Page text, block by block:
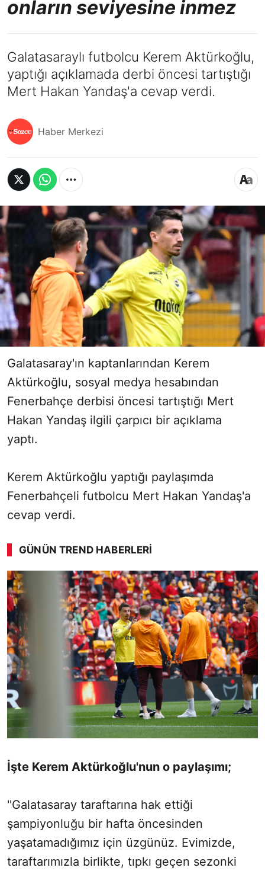
onların seviyesine inmez
Galatasaraylı futbolcu Kerem Aktürkoğlu,
yaptığı açıklamada derbi öncesi tartıştığı
Mert Hakan Yandaş'a cevap verdi.
Haber Merkezi
Galatasaray'ın kaptanlarından Kerem
Aktürkoğlu, sosyal medya hesabından
Fenerbahçe derbisi öncesi tartıştığı Mert
Hakan Yandaş ilgili çarpıcı bir açıklama
yaptı.
Kerem Aktürkoğlu yaptığı paylaşımda
Fenerbahçeli futbolcu Mert Hakan Yandaş'a
cevap verdi.
GÜNÜN TREND HABERLERI
00:02 / 08:06
Sesi Aç
İşte Kerem Aktürkoğlu'nun o paylaşımı;
''Galatasaray taraftarına hak ettiği
şampiyonluğu bir hafta öncesinden
yaşatamadığımız için üzgünüz. Evimizde,
taraftarımızla birlikte, tıpkı geçen sezonki